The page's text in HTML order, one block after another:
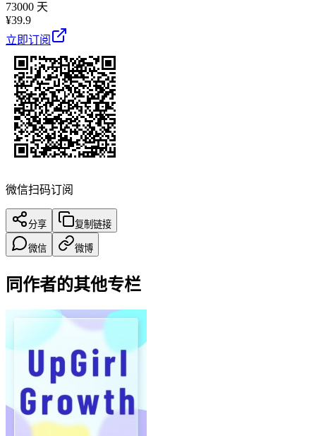
73000 天
¥39.9
立即订阅
微信扫码订阅
分享 复制链接
微信 微博
同作者的其他专栏